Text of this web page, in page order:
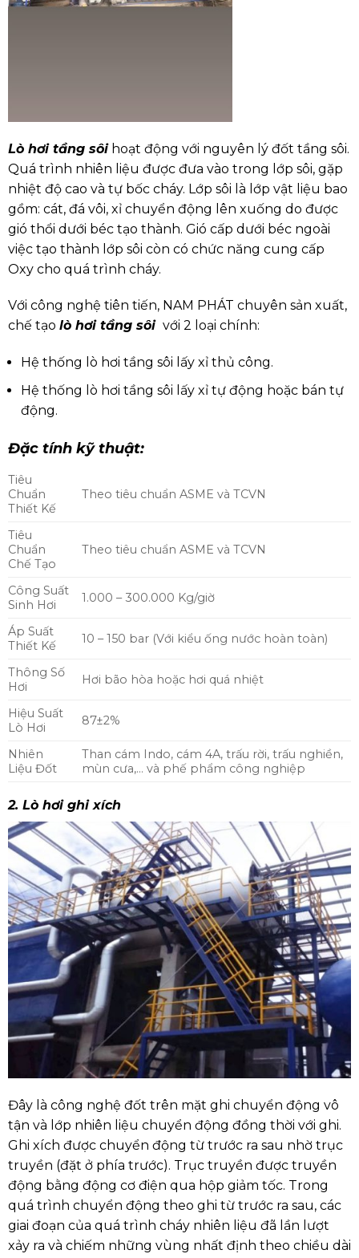
Lò hơi tầng sôihoạt động với nguyên lý đốt tầng sôi.
Quá trình nhiên liệu được đưa vào trong lớp sôi, gặp
nhiệt độ cao và tự bốc cháy. Lớp sôi là lớp vật liệu bao
gồm: cát, đá vôi, xỉ chuyển động lên xuống do được
gió thổi dưới béc tạo thành. Gió cấp dưới béc ngoài
việc tạo thành lớp sôi còn có chức năng cung cấp
Oxy cho quá trình cháy.
Với công nghệ tiên tiến, NAM PHÁT chuyên sản xuất,
chế tạo lò hơi tầng sôi với 2 loại chính:
Hệ thống lò hơi tầng sôi lấy xỉ thủ công.
Hệ thống lò hơi tầng sôi lấy xỉ tự động hoặc bán tự
động.
Đặc tính kỹ thuật:
Tiêu
Chuẩn
Thiết Kế
Theo tiêu chuẩn ASME và TCVN
Tiêu
Chuẩn
Chế Tạo
Theo tiêu chuẩn ASME và TCVN
Công Suất
Sinh Hơi
1.000 – 300.000 Kg/giờ
Áp Suất
Thiết Kế
10 – 150 bar (Với kiểu ống nước hoàn toàn)
Thông Số
Hơi
Hơi bão hòa hoặc hơi quá nhiệt
Hiệu Suất
Lò Hơi
87±2%
Nhiên
Liệu Đốt
Than cám Indo, cám 4A, trấu rời, trấu nghiền,
mùn cưa,… và phế phẩm công nghiệp
2. Lò hơi ghi xích
Đây là công nghệ đốt trên mặt ghi chuyển động vô
tận và lớp nhiên liệu chuyển động đồng thời với ghi.
Ghi xích được chuyển động từ trước ra sau nhờ trục
truyền (đặt ở phía trước). Trục truyền được truyền
động bằng động cơ điện qua hộp giảm tốc. Trong
quá trình chuyển động theo ghi từ trước ra sau, các
giai đoạn của quá trình cháy nhiên liệu đã lần lượt
xảy ra và chiếm những vùng nhất định theo chiều dài